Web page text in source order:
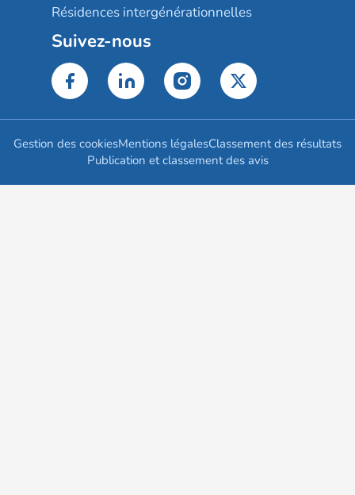
Résidences intergénérationnelles
Suivez-nous
Gestion des cookiesMentions légalesClassement des résultats
Publication et classement des avis